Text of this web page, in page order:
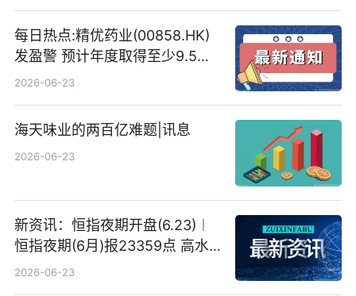
每日热点:精优药业(00858.HK)
发盈警 预计年度取得至少9.5亿
港元的亏损 同比盈转亏
2026-06-23
海天味业的两百亿难题|讯息
2026-06-23
新资讯：恒指夜期开盘(6.23)︱
恒指夜期(6月)报23359点 高水
23点
2026-06-23